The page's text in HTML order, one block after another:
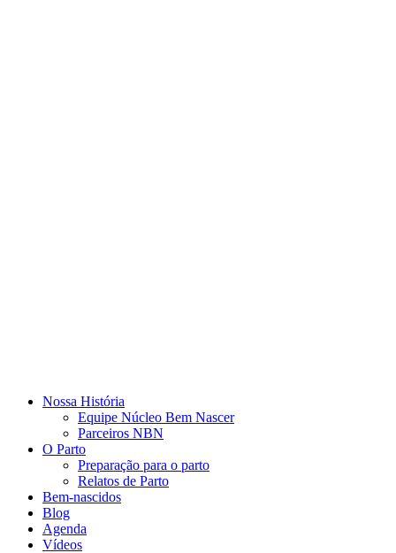
Nossa História
Equipe Núcleo Bem Nascer
Parceiros NBN
O Parto
Preparação para o parto
Relatos de Parto
Bem-nascidos
Blog
Agenda
Vídeos